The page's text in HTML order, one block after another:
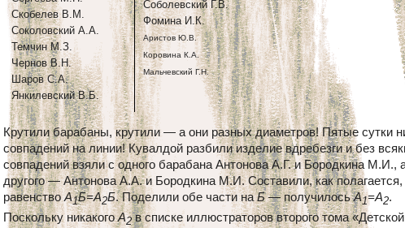
Скобелев В.М.
Соколовский А.А.
Темчин М.З.
Чернов В.Н.
Шаров С.А.
Янкилевский В.Б.
Соболевский Г.В.
Фомина И.К.
Аристов Ю.В.
Коровина К.А.
Мальчевский Г.Н.
Крутили барабаны, крутили — а они разных диаметров! Пятые сутки
совпадений на линии! Кувалдой разбили изделие вдребезги и без
совпадений взяли с одного барабана Антонова А.Г. и Бородкина М.И.,
другого — Антонова А.А. и Бородкина М.И. Составили, как полагается,
равенствоА1Б=А2Б. Поделили обе части наБ— получилосьА1=А2.
Поскольку никакогоА2в списке иллюстраторов второго тома «Детской